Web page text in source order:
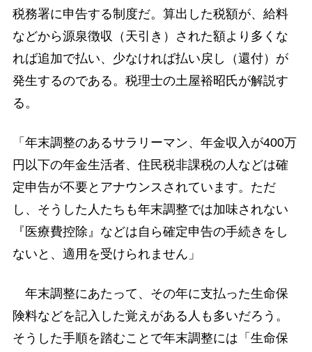
税務署に申告する制度だ。算出した税額が、給料
などから源泉徴収（天引き）された額より多くな
れば追加で払い、少なければ払い戻し（還付）が
発生するのである。税理士の土屋裕昭氏が解説す
る。
「年末調整のあるサラリーマン、年金収入が400万
円以下の年金生活者、住民税非課税の人などは確
定申告が不要とアナウンスされています。ただ
し、そうした人たちも年末調整では加味されない
『医療費控除』などは自ら確定申告の手続きをし
ないと、適用を受けられません」
年末調整にあたって、その年に支払った生命保
険料などを記入した覚えがある人も多いだろう。
そうした手順を踏むことで年末調整には「生命保